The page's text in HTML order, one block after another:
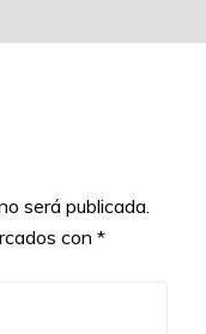
será publicada.
con *